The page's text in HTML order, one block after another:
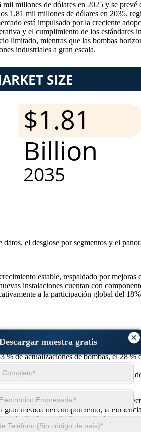
×
muestra gratis
millones de dólares en 2025 y se
1,81 mil millones de dólares en 2035,
está impulsado por la creciente
y el cumplimiento de los estándares
limitado, mientras que las bombas
industriales a gran escala.
datos, el desglose por segmentos y el
estable, respaldado por
instalaciones cuentan con
a la participación global del
los 1.310 millones de dólares en 2026
de actualizaciones de bombas, el 28 %
verticales, 36% se centra en modelos
de altas especificaciones en los
medida del cumplimiento, la
de diseños verticales, particularmente
infraestructura de misión crítica.